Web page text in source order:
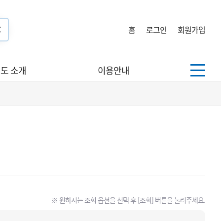
홈 로그인 회원가입
소개 이용안내
※ 원하시는 조회 옵션을 선택 후 [조회] 버튼을 눌러주세요.